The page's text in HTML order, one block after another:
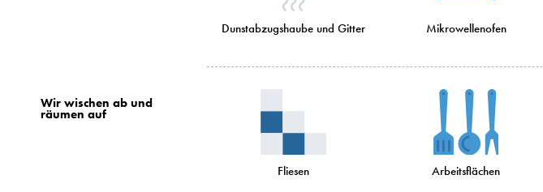
Dunstabzugshaube und Gitter Mikrowellenofen
Wir wischen ab und
räumen auf
Fliesen Arbeitsflächen